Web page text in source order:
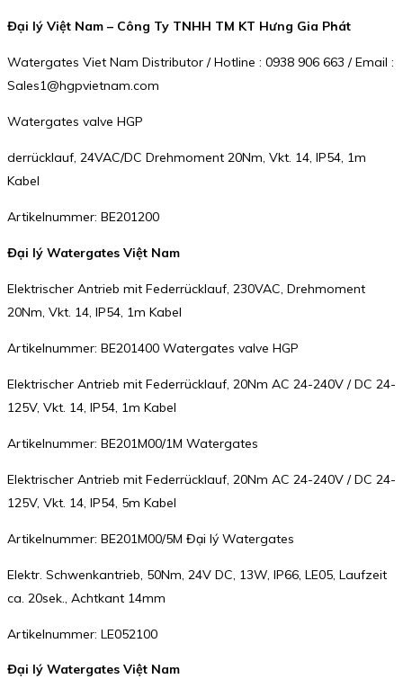
Đại lý Việt Nam – Công Ty TNHH TM KT Hưng Gia Phát
Watergates Viet Nam Distributor / Hotline : 0938 906 663 / Email :
Sales1@hgpvietnam.com
Watergates valve HGP
derrücklauf, 24VAC/DC Drehmoment 20Nm, Vkt. 14, IP54, 1m
Kabel
Artikelnummer: BE201200
Đại lý Watergates Việt Nam
Elektrischer Antrieb mit Federrücklauf, 230VAC, Drehmoment
20Nm, Vkt. 14, IP54, 1m Kabel
Artikelnummer: BE201400 Watergates valve HGP
Elektrischer Antrieb mit Federrücklauf, 20Nm AC 24-240V / DC 24-
125V, Vkt. 14, IP54, 1m Kabel
Artikelnummer: BE201M00/1M Watergates
Elektrischer Antrieb mit Federrücklauf, 20Nm AC 24-240V / DC 24-
125V, Vkt. 14, IP54, 5m Kabel
Artikelnummer: BE201M00/5M Đại lý Watergates
Elektr. Schwenkantrieb, 50Nm, 24V DC, 13W, IP66, LE05, Laufzeit
ca. 20sek., Achtkant 14mm
Artikelnummer: LE052100
Đại lý Watergates Việt Nam